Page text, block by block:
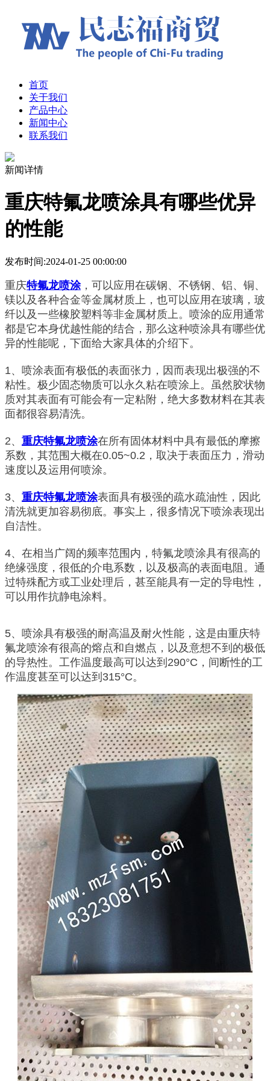
首页
关于我们
产品中心
新闻中心
联系我们
新闻详情
重庆特氟龙喷涂具有哪些优异
的性能
发布时间:2024-01-25 00:00:00
重庆特氟龙喷涂，可以应用在碳钢、不锈钢、铝、铜、
镁以及各种合金等金属材质上，也可以应用在玻璃，玻
纤以及一些橡胶塑料等非金属材质上。喷涂的应用通常
都是它本身优越性能的结合，那么这种喷涂具有哪些优
异的性能呢，下面给大家具体的介绍下。
1、喷涂表面有极低的表面张力，因而表现出极强的不
粘性。极少固态物质可以永久粘在喷涂上。虽然胶状物
质对其表面有可能会有一定粘附，绝大多数材料在其表
面都很容易清洗。
2、 重庆特氟龙喷涂在所有固体材料中具有最低的摩擦
系数，其范围大概在0.05~0.2，取决于表面压力，滑动
速度以及运用何喷涂。
3、 重庆特氟龙喷涂表面具有极强的疏水疏油性，因此
清洗就更加容易彻底。事实上，很多情况下喷涂表现出
自洁性。
4、在相当广阔的频率范围内，特氟龙喷涂具有很高的
绝缘强度，很低的介电系数，以及极高的表面电阻。通
过特殊配方或工业处理后，甚至能具有一定的导电性，
可以用作抗静电涂料。
5、喷涂具有极强的耐高温及耐火性能，这是由重庆特
氟龙喷涂有很高的熔点和自燃点，以及意想不到的极低
的导热性。工作温度最高可以达到290°C，间断性的工
作温度甚至可以达到315°C。